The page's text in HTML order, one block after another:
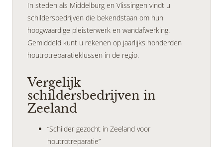
In steden als Middelburg en Vlissingen vindt u
schildersbedrijven die bekendstaan om hun
hoogwaardige pleisterwerk en wandafwerking.
Gemiddeld kunt u rekenen op jaarlijks honderden
houtrotreparatieklussen in de regio.
Vergelijk
schildersbedrijven in
Zeeland
“Schilder gezocht in Zeeland voor
houtrotreparatie”